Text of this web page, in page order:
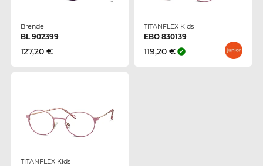
Brendel
BL 902399
127,20 €
TITANFLEX Kids
EBO 830139
119,20 €
TITANFLEX Kids